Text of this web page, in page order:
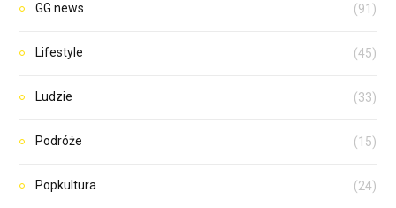
GG news (91)
Lifestyle (45)
Ludzie (33)
Podróże (15)
Popkultura (24)